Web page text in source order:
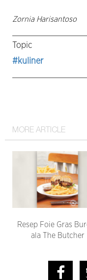
Zornia Harisantoso
Topic
#kuliner
MORE ARTICLE
Resep Foie Gras
ala The Butcher